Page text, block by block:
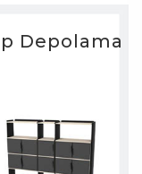
Depolama